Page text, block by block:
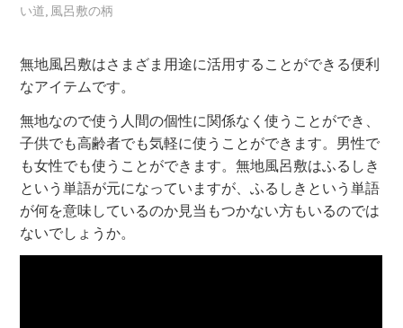
い道, 風呂敷の柄
無地風呂敷はさまざま用途に活用することができる便利
なアイテムです。
無地なので使う人間の個性に関係なく使うことができ、
子供でも高齢者でも気軽に使うことができます。男性で
も女性でも使うことができます。無地風呂敷はふるしき
という単語が元になっていますが、ふるしきという単語
が何を意味しているのか見当もつかない方もいるのでは
ないでしょうか。